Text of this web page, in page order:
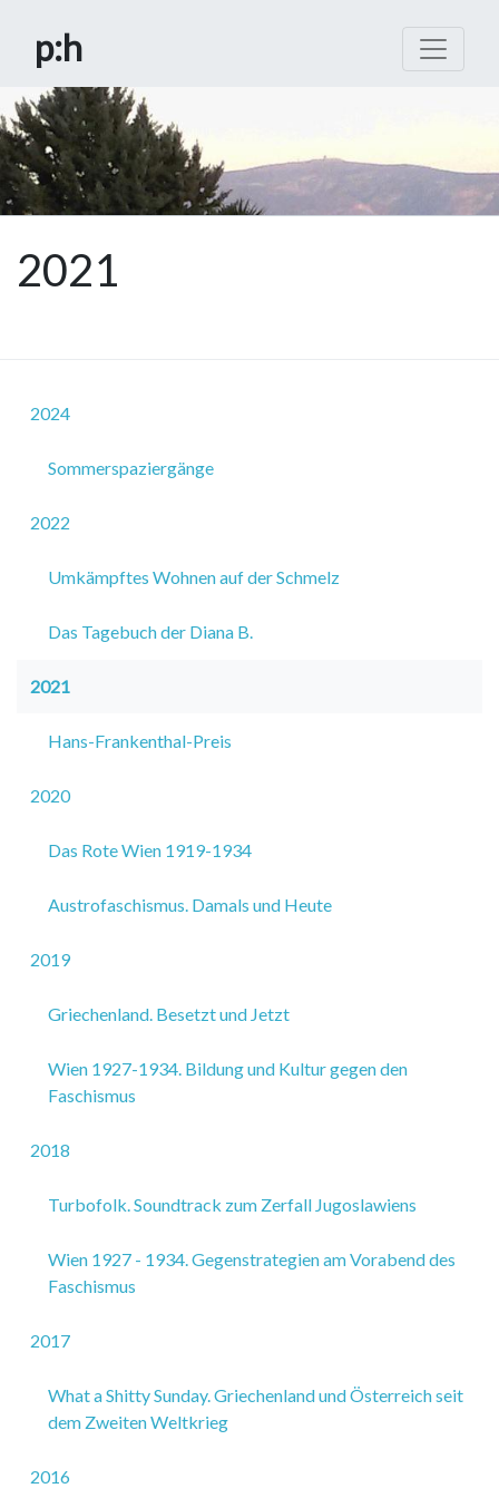
p:h
2024
Sommerspaziergänge
2022
Umkämpftes Wohnen auf der Schmelz
Das Tagebuch der Diana B.
2021
Hans-Frankenthal-Preis
2020
Das Rote Wien 1919-1934
Austrofaschismus. Damals und Heute
2019
Griechenland. Besetzt und Jetzt
Wien 1927-1934. Bildung und Kultur gegen den
Faschismus
2018
Turbofolk. Soundtrack zum Zerfall Jugoslawiens
Wien 1927 - 1934. Gegenstrategien am Vorabend des
Faschismus
2017
What a Shitty Sunday. Griechenland und Österreich seit
dem Zweiten Weltkrieg
2016
2021